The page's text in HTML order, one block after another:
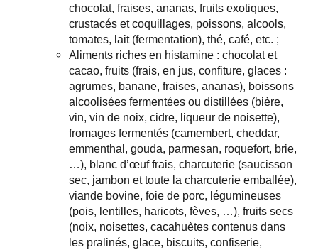
chocolat, fraises, ananas, fruits exotiques,
crustacés et coquillages, poissons, alcools,
tomates, lait (fermentation), thé, café, etc. ;
Aliments riches en histamine : chocolat et
cacao, fruits (frais, en jus, confiture, glaces :
agrumes, banane, fraises, ananas), boissons
alcoolisées fermentées ou distillées (bière,
vin, vin de noix, cidre, liqueur de noisette),
fromages fermentés (camembert, cheddar,
emmenthal, gouda, parmesan, roquefort, brie,
…), blanc d’œuf frais, charcuterie (saucisson
sec, jambon et toute la charcuterie emballée),
viande bovine, foie de porc, légumineuses
(pois, lentilles, haricots, fèves, …), fruits secs
(noix, noisettes, cacahuètes contenus dans
les pralinés, glace, biscuits, confiserie,